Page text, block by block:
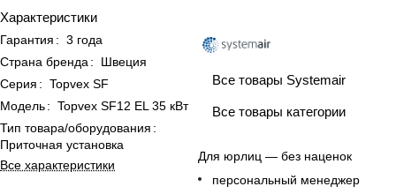
Характеристики
Гарантия : 3 года
Страна бренда :
Швеция
Серия : Topvex SF
Модель: Topvex SF12 EL 35 кВт
Тип товара/оборудования :
Приточная установка
Все характеристики
Все товары Systemair
Все товары категории
Для юрлиц — без наценок
персональный менеджер